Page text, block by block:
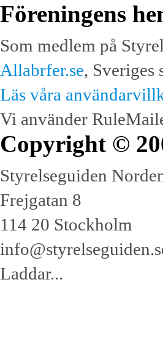
Föreningens
Som medlem på
Allabrfer.se, Sveriges
Läs våra
Vi använder
Copyright ©
Styrelseguiden
Frejgatan 8
114 20 Stockholm
Laddar...